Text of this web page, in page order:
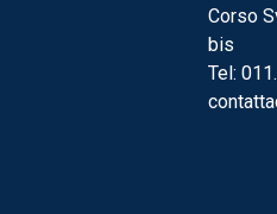
Corso
bis
Tel: